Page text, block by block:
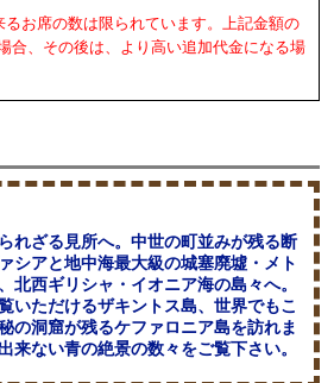
お席の数は限られています。上記金額の
合、その後は、より高い追加代金になる場
れざる見所へ。中世の町並みが残る断
シアと地中海最大級の城塞廃墟・メト
北西ギリシャ・イオニア海の島々へ。
いただけるザキントス島、世界でもこ
の洞窟が残るケファロニア島を訪れま
来ない青の絶景の数々をご覧下さい。